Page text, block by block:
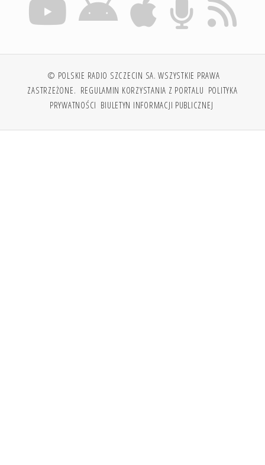
© POLSKIE RADIO SZCZECIN SA. WSZYSTKIE PRAWA
ZASTRZEŻONE. REGULAMIN KORZYSTANIA Z PORTALU POLITYKA
PRYWATNOŚCI BIULETYN INFORMACJI PUBLICZNEJ